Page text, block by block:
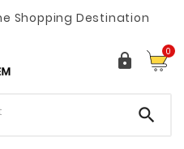
Shopping Destination
 0
